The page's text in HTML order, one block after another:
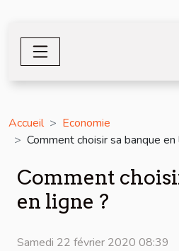
Accueil
Economie
Comment choisir sa banque en
Comment
en ligne ?
Samedi 22 février 2020 08:39